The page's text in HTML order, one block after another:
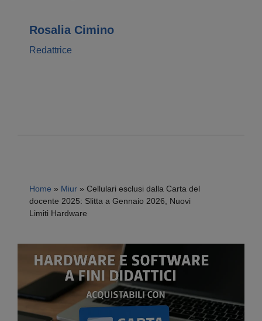
Rosalia Cimino
Redattrice
Home » Miur » Cellulari esclusi dalla Carta del
docente 2025: Slitta a Gennaio 2026, Nuovi
Limiti Hardware